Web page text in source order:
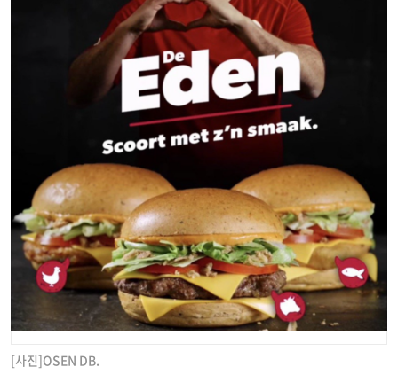
[사진]OSEN DB.